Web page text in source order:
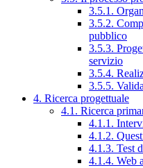
3.5.1.
3.5.2.
pubblico
3.5.3.
servizio
3.5.4.
3.5.5.
4. Ricerca progettuale
4.1. Ricerca
4.1.1.
4.1.2.
4.1.3. Test
4.1.4. Web